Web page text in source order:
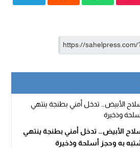
الأبيض… تدخل أمني بطنجة ينتهي
به وحجز أسلحة وذخيرة